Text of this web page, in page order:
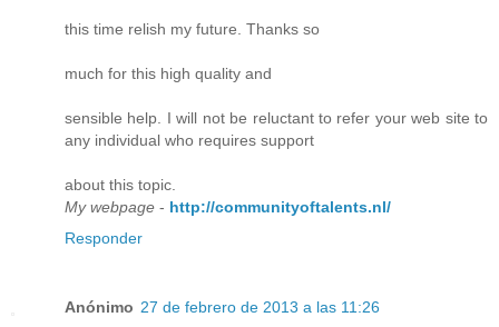
this time relish my future. Thanks so
much for this high quality and
sensible help. I will not be reluctant to refer your web site to
any individual who requires support
about this topic.
My webpage - http://communityoftalents.nl/
Responder
Anónimo 27 de febrero de 2013 a las 11:26